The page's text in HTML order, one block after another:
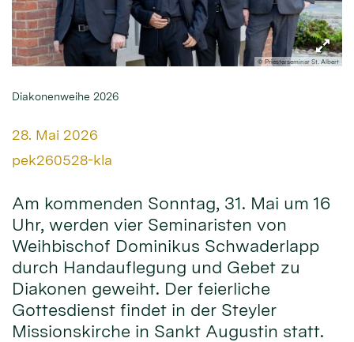
© Priesterseminar St. Albert
Diakonenweihe 2026
Datum:
28. Mai 2026
Von:
pek260528-kla
Am kommenden Sonntag, 31. Mai um 16
Uhr, werden vier Seminaristen von
Weihbischof Dominikus Schwaderlapp
durch Handauflegung und Gebet zu
Diakonen geweiht. Der feierliche
Gottesdienst findet in der Steyler
Missionskirche in Sankt Augustin statt.